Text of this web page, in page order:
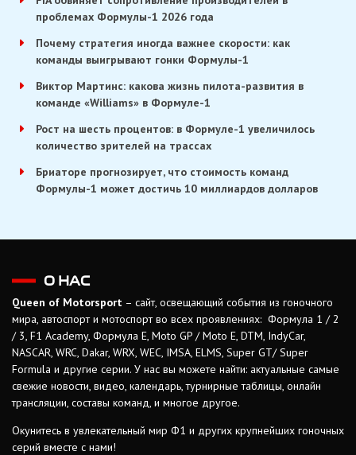
проблемах Формулы-1 2026 года
Почему стратегия иногда важнее скорости: как
команды выигрывают гонки Формулы-1
Виктор Мартинс: какова жизнь пилота-развития в
команде «Williams» в Формуле-1
Рост на шесть процентов: в Формуле-1 увеличилось
количество зрителей на трассах
Бриаторе прогнозирует, что стоимость команд
Формулы-1 может достичь 10 миллиардов долларов
О НАС
Queen of Motorsport – сайт, освещающий события из гоночного
мира, автоспорт и мотоспорт во всех проявлениях: Формула 1 / 2
/ 3, F1 Academy, Формула Е, Moto GP / Moto E, DTM, IndyCar,
NASCAR, WRC, Dakar, WRX, WEC, IMSA, ELMS, Super GT/ Super
Formula и другие серии. У нас вы можете найти: актуальные самые
свежие новости, видео, календарь, турнирные таблицы, онлайн
трансляции, составы команд, и многое другое.
Окунитесь в увлекательный мир Ф1 и других крупнейших гоночных
серий вместе с нами!